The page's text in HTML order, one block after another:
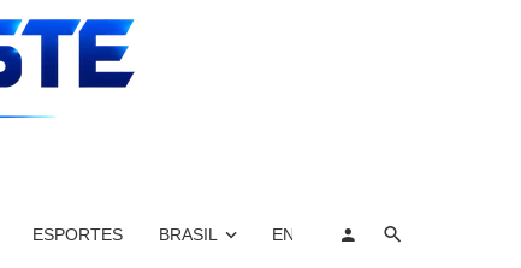
ESPORTES BRASIL ENTRETENIMENTO, ARTES E